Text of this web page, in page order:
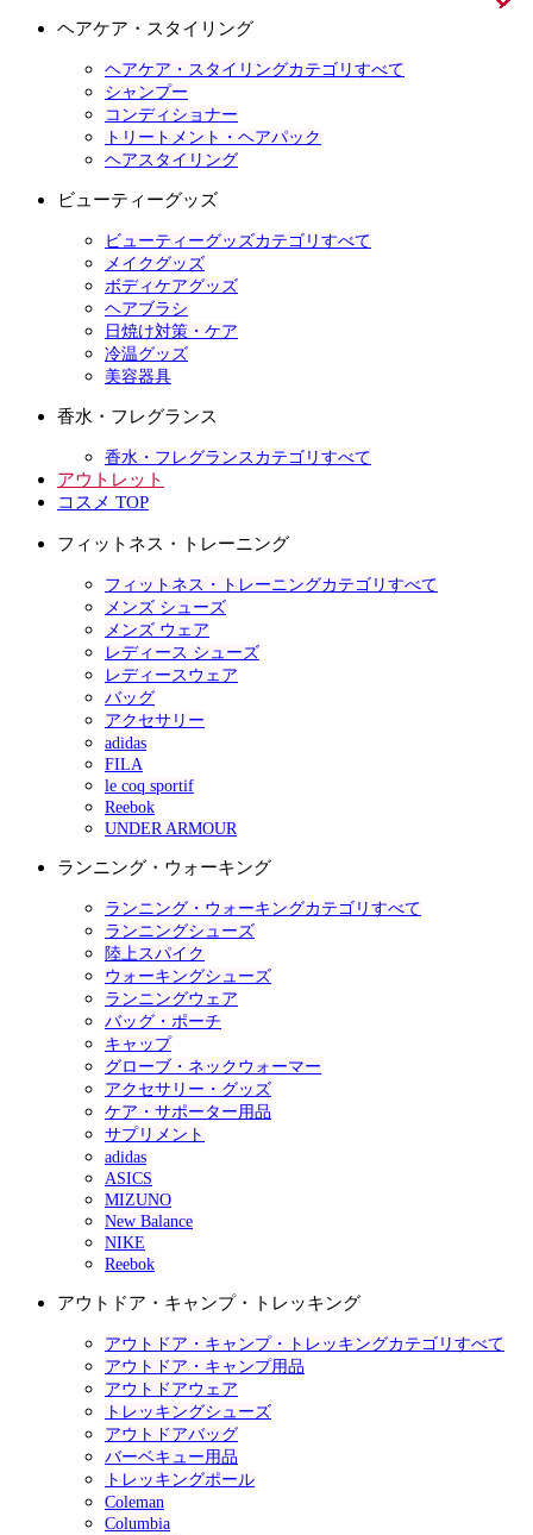
ヘアケア・スタイリング
ヘアケア・スタイリングカテゴリすべて
シャンプー
コンディショナー
トリートメント・ヘアパック
ヘアスタイリング
ビューティーグッズ
ビューティーグッズカテゴリすべて
メイクグッズ
ボディケアグッズ
ヘアブラシ
日焼け対策・ケア
冷温グッズ
美容器具
香水・フレグランス
香水・フレグランスカテゴリすべて
アウトレット
コスメ TOP
フィットネス・トレーニング
フィットネス・トレーニングカテゴリすべて
メンズ シューズ
メンズ ウェア
レディース シューズ
レディースウェア
バッグ
アクセサリー
adidas
FILA
le coq sportif
Reebok
UNDER ARMOUR
ランニング・ウォーキング
ランニング・ウォーキングカテゴリすべて
ランニングシューズ
陸上スパイク
ウォーキングシューズ
ランニングウェア
バッグ・ポーチ
キャップ
グローブ・ネックウォーマー
アクセサリー・グッズ
ケア・サポーター用品
サプリメント
adidas
ASICS
MIZUNO
New Balance
NIKE
Reebok
アウトドア・キャンプ・トレッキング
アウトドア・キャンプ・トレッキングカテゴリすべて
アウトドア・キャンプ用品
アウトドアウェア
トレッキングシューズ
アウトドアバッグ
バーベキュー用品
トレッキングポール
Coleman
Columbia